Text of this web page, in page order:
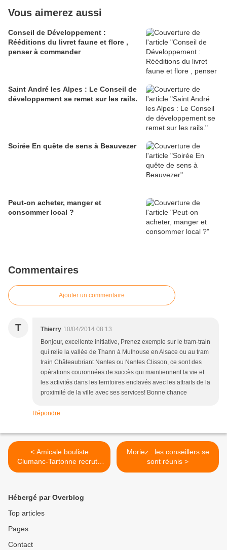
Vous aimerez aussi
Conseil de Développement :
Rééditions du livret faune et flore ,
penser à commander
Saint André les Alpes : Le Conseil de
développement se remet sur les rails.
Soirée En quête de sens à Beauvezer
Peut-on acheter, manger et
consommer local ?
Commentaires
Ajouter un commentaire
T Thierry 10/04/2014 08:13
Bonjour, excellente initiative, Prenez exemple sur le tram-train
qui relie la vallée de Thann à Mulhouse en Alsace ou au tram
train Châteaubriant Nantes ou Nantes Clisson, ce sont des
opérations couronnées de succès qui maintiennent la vie et
les activités dans les territoires enclavés avec les attraits de la
proximité de la ville avec ses services! Bonne chance
Répondre
< Amicale bouliste
Clumanc-Tartonne recrute
licenciés...
Moriez : les conseillers se
sont réunis >
Hébergé par Overblog
Top articles
Pages
Contact